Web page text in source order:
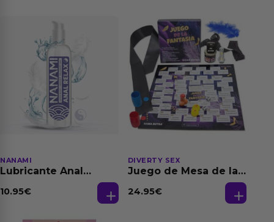
NANAMI
Lubricante Anal
Dilatación Base Agua
10.95€
DIVERTY SEX
Juego de Mesa de las
24.95€